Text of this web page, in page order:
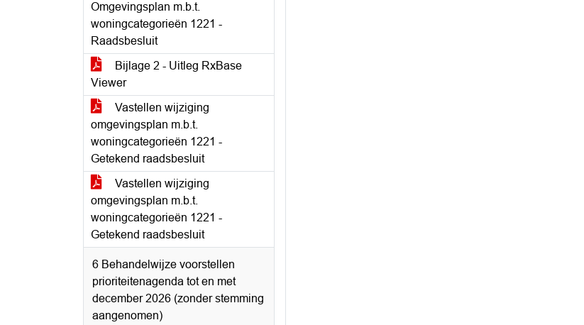
Omgevingsplan m.b.t.
woningcategorieën 1221 -
Raadsbesluit
Bijlage 2 - Uitleg RxBase
Viewer
Vastellen wijziging
omgevingsplan m.b.t.
woningcategorieën 1221 -
Getekend raadsbesluit
Vastellen wijziging
omgevingsplan m.b.t.
woningcategorieën 1221 -
Getekend raadsbesluit
6 Behandelwijze voorstellen
prioriteitenagenda tot en met
december 2026 (zonder stemming
aangenomen)